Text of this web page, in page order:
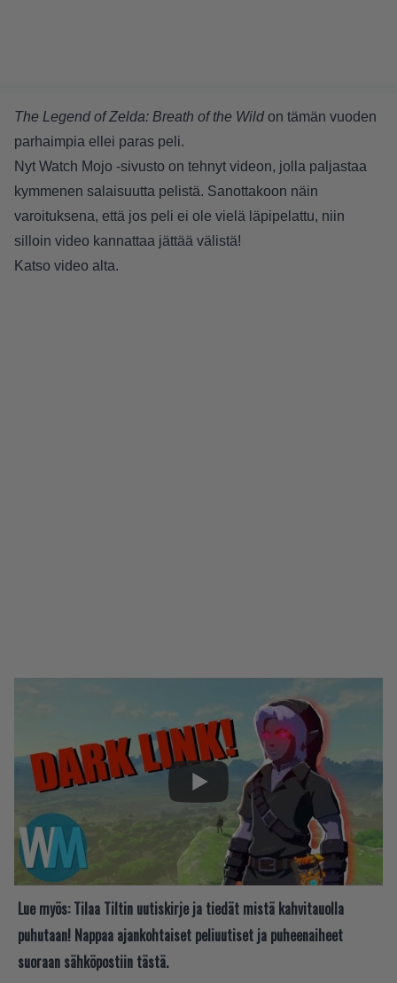
The Legend of Zelda: Breath of the Wild on tämän vuoden
parhaimpia ellei paras peli.
Nyt Watch Mojo -sivusto on tehnyt videon, jolla paljastaa
kymmenen salaisuutta pelistä. Sanottakoon näin
varoituksena, että jos peli ei ole vielä läpipelattu, niin
silloin video kannattaa jättää välistä!
Katso video alta.
Lue myös: Tilaa Tiltin uutiskirje ja tiedät mistä kahvitauolla
puhutaan! Nappaa ajankohtaiset peliuutiset ja puheenaiheet
suoraan sähköpostiin tästä.